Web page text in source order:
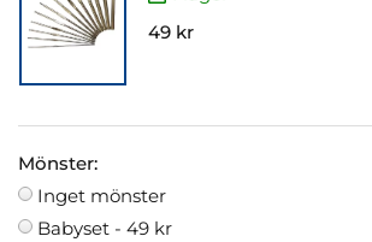
49 kr
Mönster:
Inget mönster
Babyset - 49 kr